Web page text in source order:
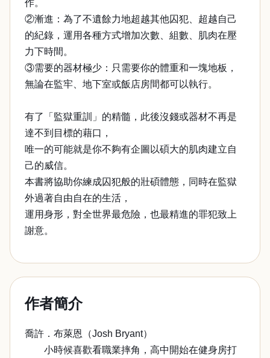
作。
②漸進：為了不遺餘力地超越其他囚犯、超越自己
的紀錄，運用各種方式增加次數、組數、肌肉在壓
力下時間。
③需要的器材極少：只需要你的體重和一塊地板，
無論在監牢、地下室或飯店房間都可以執行。
有了「監獄重訓」的精髓，此後沒錢或器材不再是
達不到目標的藉口，
唯一的可能就是你不夠有企圖以碩大的肌肉建立自
己的威信。
本書將協助你練成囚犯般的壯碩體態，同時在監獄
外過著自由自在的生活，
運用身形，對全世界最危險，也最精進的罪犯致上
謝意。
作者簡介
喬許．布萊恩（Josh Bryant）
小時候喜歡看職業摔角，高中開始在健身房打